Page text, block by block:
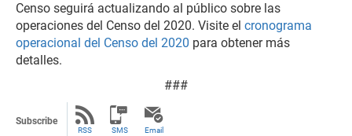
Censo seguirá actualizando al público sobre las
operaciones del Censo del 2020. Visite el cronograma
operacional del Censo del 2020 para obtener más
detalles.
###
Subscribe
RSS SMS Email